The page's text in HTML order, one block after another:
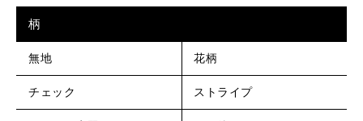
柄
無地 花柄
チェック ストライプ